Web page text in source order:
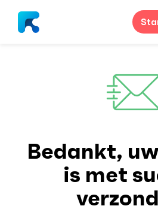
Bedankt,
is met